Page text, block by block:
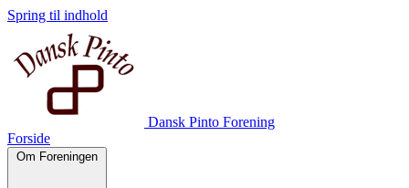
Spring til indhold
Dansk Pinto Forening
Forside
Om Foreningen